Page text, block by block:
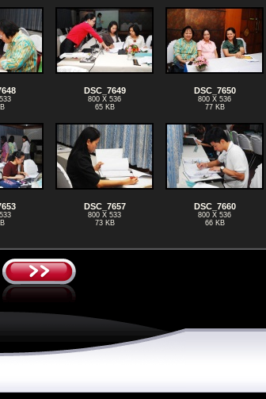
DSC_7649
800 X 536
65 KB
DSC_7650
800 X 536
77 KB
DSC_7657
800 X 533
73 KB
DSC_7660
800 X 536
66 KB